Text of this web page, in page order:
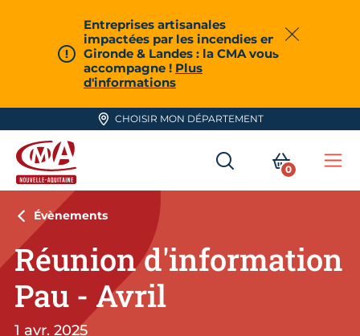
Entreprises artisanales
impactées par les incendies en
Gironde & Landes : la CMA vous
accompagne ! Plus
d'informations
Fermer
CHOISIR MON DÉPARTEMENT
CMA Nouvelle-Aquitaine
RECHERCHER
MON
0
Évènements
Réunion d'information
Pau - Avril
1 avr. 2025